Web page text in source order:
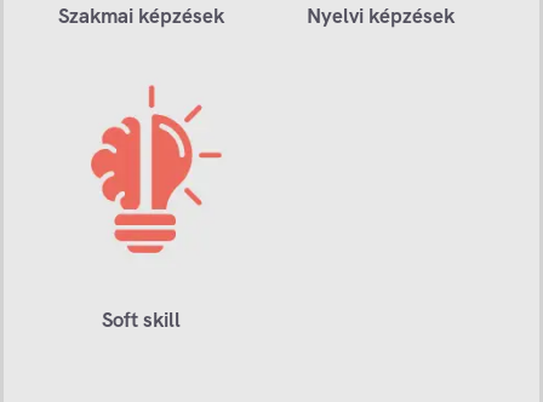
Szakmai képzések Nyelvi képzések
Soft skill